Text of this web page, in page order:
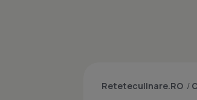
Reteteculinare.RO /